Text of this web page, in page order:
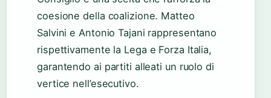
coesione della coalizione. Matteo
Salvini e Antonio Tajani rappresentano
rispettivamente la Lega e Forza Italia,
garantendo ai partiti alleati un ruolo di
vertice nell’esecutivo.